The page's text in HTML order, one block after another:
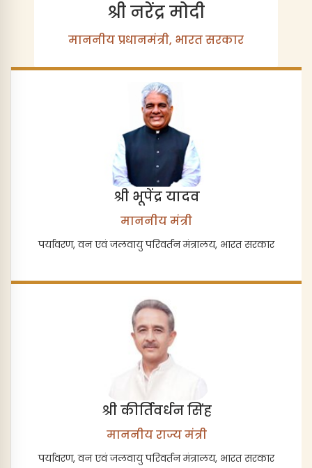
श्री नरेंद्र मोदी
माननीय प्रधानमंत्री, भारत सरकार
श्री भूपेंद्र यादव
माननीय मंत्री
पर्यावरण, वन एवं जलवायु परिवर्तन मंत्रालय, भारत सरकार
श्री कीर्तिवर्धन सिंह
माननीय राज्य मंत्री
पर्यावरण, वन एवं जलवायु परिवर्तन मंत्रालय, भारत सरकार